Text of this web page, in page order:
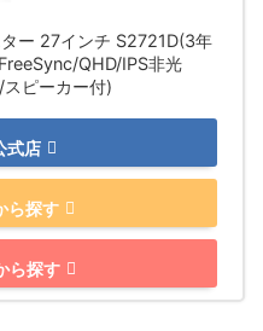
ー 27インチ S2721D(3年
QHD/IPS非光
ピーカー付)
式店
ら探す
ら探す